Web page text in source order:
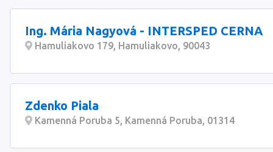
Ing. Mária Nagyová - INTERSPED CERNA
Hamuliakovo 179, Hamuliakovo, 90043
Zdenko Piala
Kamenná Poruba 5, Kamenná Poruba, 01314